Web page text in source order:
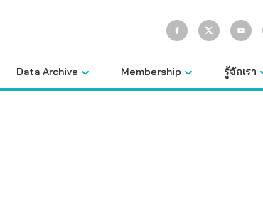
Data Archive Membership รู้จักเรา